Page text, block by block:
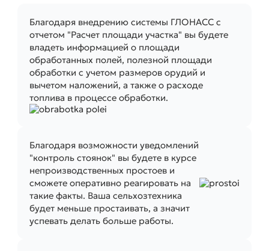
Благодаря внедрению системы ГЛОНАСС с
отчетом "Расчет площади участка" вы будете
владеть информацией о площади
обработанных полей, полезной площади
обработки с учетом размеров орудий и
вычетом наложений, а также о расходе
топлива в процессе обработки.
Благодаря возможности уведомлений
"контроль стоянок" вы будете в курсе
непроизводственных простоев и
сможете оперативно реагировать на
такие факты. Ваша сельхозтехника
будет меньше простаивать, а значит
успевать делать больше работы.